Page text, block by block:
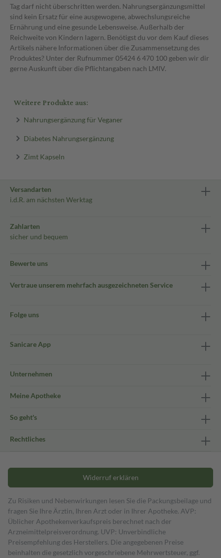
Tag darf nicht überschritten werden. Nahrungsergänzungsmittel
sind kein Ersatz für eine ausgewogene, abwechslungsreiche
Ernährung und eine gesunde Lebensweise. Außerhalb der
Reichweite von Kindern lagern. Benötigst du vor dem Kauf dieses
Artikels nähere Informationen über die Zusammensetzung des
Produktes? Unter der Rufnummer 05424 6 470 100 geben wir dir
gerne Auskunft über die Pflichtangaben nach LMIV.
Weitere Produkte aus:
Nahrungsergänzung für Veganer
Diabetes Nahrungsergänzung
Zimt Kapseln
Versandarten
i.d.R. am nächsten Werktag
Zahlarten
sicher und bequem
Bewerte uns
Vertraue unserem mehrfach ausgezeichneten Service
Folge uns
Sanicare App
Unternehmen
Meine Apotheke
So geht's
Rechtliches
Widerruf erklären
Zu Risiken und Nebenwirkungen lesen Sie die Packungsbeilage und
fragen Sie Ihre Ärztin, Ihren Arzt oder in Ihrer Apotheke. AVP:
Üblicher Apothekenverkaufspreis berechnet nach der
Arzneimittelpreisverordnung. UVP: Unverbindliche
Preisempfehlung des Herstellers. Die angegebenen Preise
beinhalten die gesetzlich vorgeschriebene Mehrwertsteuer, ggf.